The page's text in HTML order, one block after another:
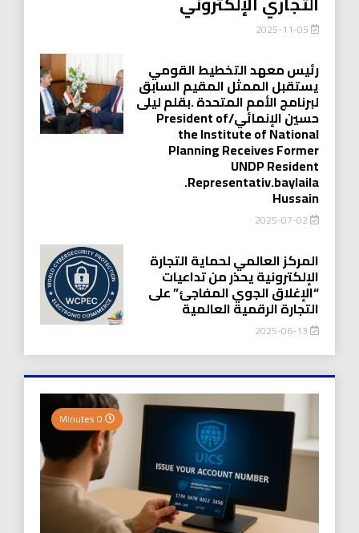
رئيس معهد التخطيط القومي
يستقبل الممثل المقيم السابق
لبرنامج الأمم المتحدة .بقلم ليلى
حسين الإنمائي/President of
the Institute of National
Planning Receives Former
UNDP Resident
.Representativ.baylaila
Hussain
2025-07-02
المركز العالمي لحماية التجارة
الإلكترونية يحذر من تداعيات
“الإغلاق الجوي المفاجئ” على
التجارة الرقمية العالمية
2025-06-13